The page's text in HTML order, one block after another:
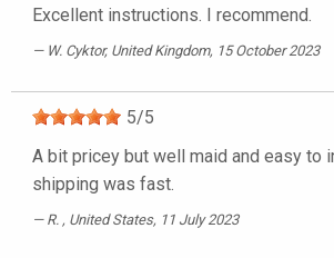
Excellent instructions. I recommend.
W. Cyktor, United Kingdom, 15 October 2023
5/5
A bit pricey but well maid and easy to
shipping was fast.
R. , United States, 11 July 2023